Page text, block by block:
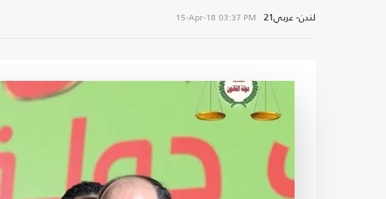
لندن- عربي21 15-Apr-18 03:37 PM